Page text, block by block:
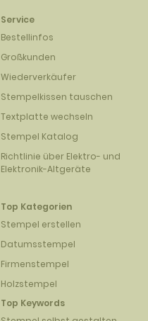
Service
Bestellinfos
Großkunden
Wiederverkäufer
Stempelkissen tauschen
Textplatte wechseln
Stempel Katalog
Richtlinie über Elektro- und
Elektronik-Altgeräte
Top Kategorien
Stempel erstellen
Datumsstempel
Firmenstempel
Holzstempel
Top Keywords